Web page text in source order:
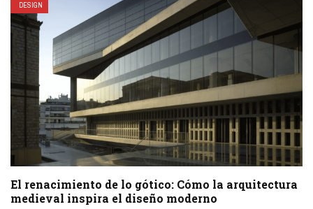
DESIGN
El renacimiento de lo gótico: Cómo la arquitectura
medieval inspira el diseño moderno